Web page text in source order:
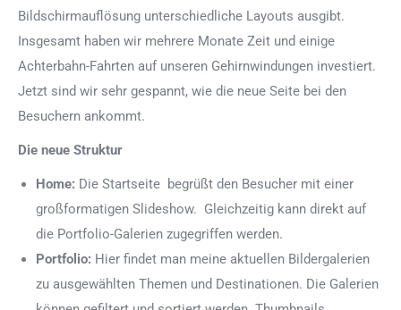
Bildschirmauflösung unterschiedliche Layouts ausgibt.
Insgesamt haben wir mehrere Monate Zeit und einige
Achterbahn-Fahrten auf unseren Gehirnwindungen investiert.
Jetzt sind wir sehr gespannt, wie die neue Seite bei den
Besuchern ankommt.
Die neue Struktur
Home: Die Startseite begrüßt den Besucher mit einer
großformatigen Slideshow. Gleichzeitig kann direkt auf
die Portfolio-Galerien zugegriffen werden.
Portfolio: Hier findet man meine aktuellen Bildergalerien
zu ausgewählten Themen und Destinationen. Die Galerien